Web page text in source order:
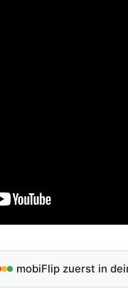
mobiFlip zuerst in